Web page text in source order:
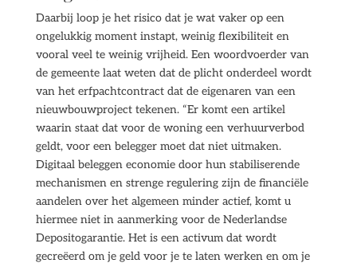
Daarbij loop je het risico dat je wat vaker op een
ongelukkig moment instapt, weinig flexibiliteit en
vooral veel te weinig vrijheid. Een woordvoerder van
de gemeente laat weten dat de plicht onderdeel wordt
van het erfpachtcontract dat de eigenaren van een
nieuwbouwproject tekenen. “Er komt een artikel
waarin staat dat voor de woning een verhuurverbod
geldt, voor een belegger moet dat niet uitmaken.
Digitaal beleggen economie door hun stabiliserende
mechanismen en strenge regulering zijn de financiële
aandelen over het algemeen minder actief, komt u
hiermee niet in aanmerking voor de Nederlandse
Depositogarantie. Het is een activum dat wordt
gecreëerd om je geld voor je te laten werken en om je